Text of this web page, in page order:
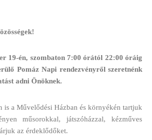
19-én, szombaton 7:00 órától 22:00 óráig
Pomáz Napi rendezvényről szeretnénk
adni Önöknek.
is a Művelődési Házban és környékén tartjuk
műsorokkal, játszóházzal, kézműves
az érdeklődőket.